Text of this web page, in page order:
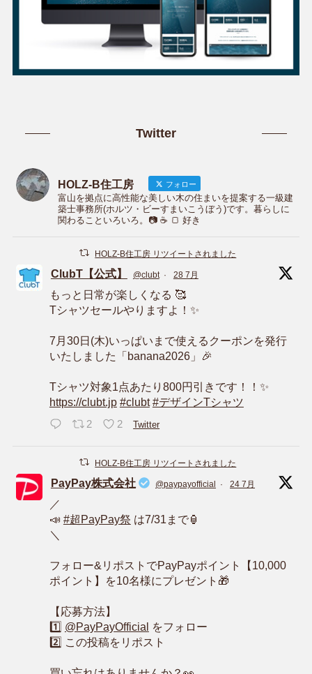
Twitter
HOLZ-B住工房 フォロー
富山を拠点に高性能な美しい木の住まいを提案する一級建
築士事務所(ホルツ・ビーすまいこうぼう)です。暮らしに
関わることいろいろ。📷 ☕️ 🍞 好き
HOLZ-B住工房 リツイートされました
ClubT【公式】 @clubt · 28 7月
もっと日常が楽しくなる 🥰
Tシャツセールやりますよ！✨
7月30日(木)いっぱいまで使えるクーポンを発行
いたしました「banana2026」🎉
Tシャツ対象1点あたり800円引きです！！✨
https://clubt.jp #clubt #デザインTシャツ
2 2 Twitter
HOLZ-B住工房 リツイートされました
PayPay株式会社 @paypayofficial · 24 7月
／
📣 #超PayPay祭 は7/31まで🏮
＼
フォロー&リポストでPayPayポイント【10,000
ポイント】を10名様にプレゼント🎁
【応募方法】
1️⃣ @PayPayOfficial をフォロー
2️⃣ この投稿をリポスト